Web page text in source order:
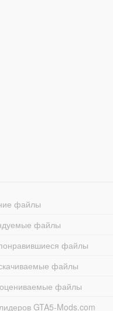
файлы
файлы
файлы
файлы
файлы
GTA5-Mods.com